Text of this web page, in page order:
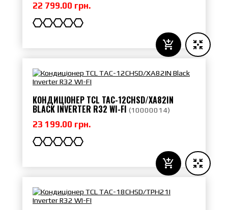
22 799.00 грн.
КОНДИЦІОНЕР TCL TAC-12CHSD/XA82IN
BLACK INVERTER R32 WI-FI (10000014)
23 199.00 грн.